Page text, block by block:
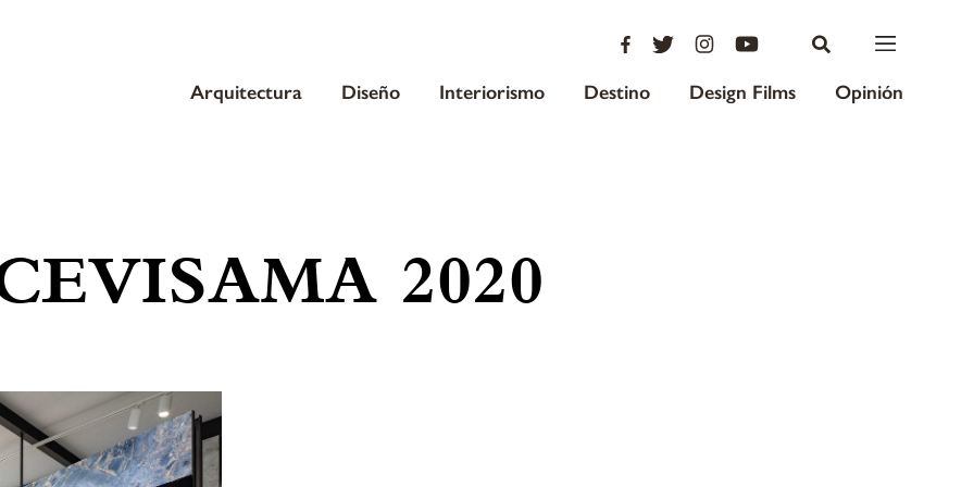
Arquitectura Diseño Interiorismo Destino Design Films Opinión
2020